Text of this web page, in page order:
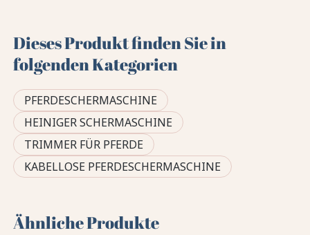
Dieses Produkt finden Sie in
folgenden Kategorien
PFERDESCHERMASCHINE
HEINIGER SCHERMASCHINE
TRIMMER FÜR PFERDE
KABELLOSE PFERDESCHERMASCHINE
Ähnliche Produkte